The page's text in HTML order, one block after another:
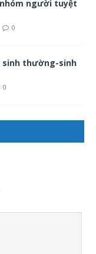
người tuyệt
0
sinh thường-sinh
0